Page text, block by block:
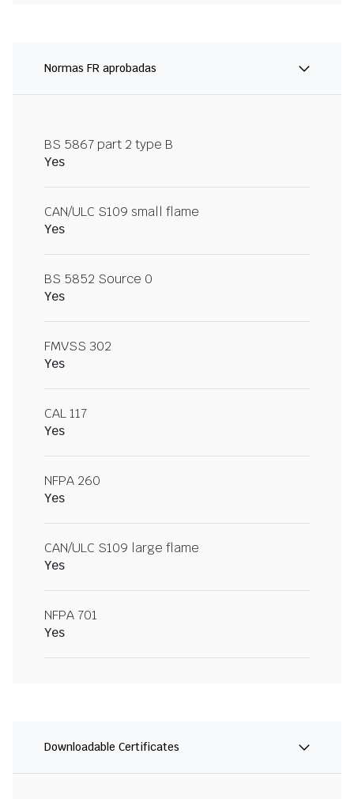
Normas FR aprobadas
BS 5867 part 2 type B
Yes
CAN/ULC S109 small flame
Yes
BS 5852 Source 0
Yes
FMVSS 302
Yes
CAL 117
Yes
NFPA 260
Yes
CAN/ULC S109 large flame
Yes
NFPA 701
Yes
Downloadable Certificates